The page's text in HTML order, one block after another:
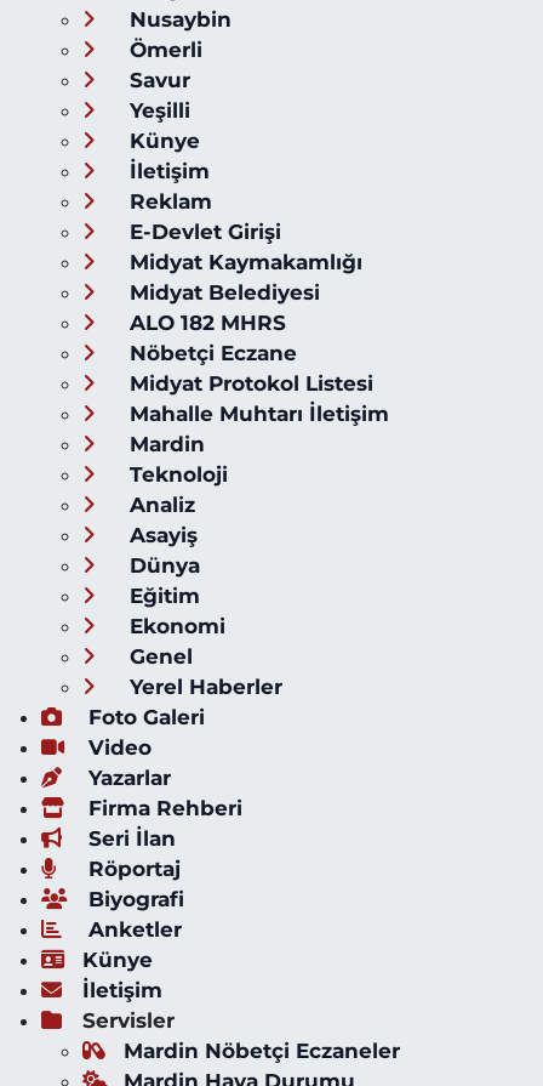
Nusaybin
Ömerli
Savur
Yeşilli
Künye
İletişim
Reklam
E-Devlet Girişi
Midyat Kaymakamlığı
Midyat Belediyesi
ALO 182 MHRS
Nöbetçi Eczane
Midyat Protokol Listesi
Mahalle Muhtarı İletişim
Mardin
Teknoloji
Analiz
Asayiş
Dünya
Eğitim
Ekonomi
Genel
Yerel Haberler
Foto Galeri
Video
Yazarlar
Firma Rehberi
Seri İlan
Röportaj
Biyografi
Anketler
Künye
İletişim
Servisler
Mardin Nöbetçi Eczaneler
Mardin Hava Durumu